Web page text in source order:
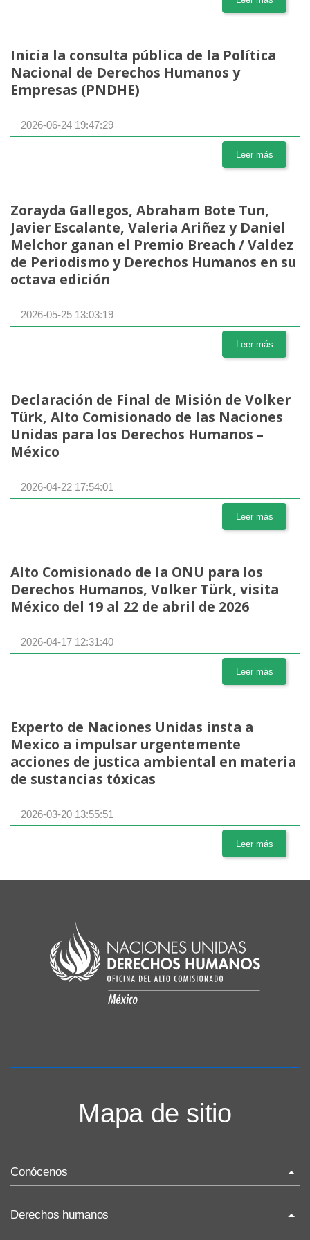
Inicia la consulta pública de la Política
Nacional de Derechos Humanos y
Empresas (PNDHE)
2026-06-24 19:47:29
Leer más
Zorayda Gallegos, Abraham Bote Tun,
Javier Escalante, Valeria Ariñez y Daniel
Melchor ganan el Premio Breach / Valdez
de Periodismo y Derechos Humanos en su
octava edición
2026-05-25 13:03:19
Leer más
Declaración de Final de Misión de Volker
Türk, Alto Comisionado de las Naciones
Unidas para los Derechos Humanos –
México
2026-04-22 17:54:01
Leer más
Alto Comisionado de la ONU para los
Derechos Humanos, Volker Türk, visita
México del 19 al 22 de abril de 2026
2026-04-17 12:31:40
Leer más
Experto de Naciones Unidas insta a
Mexico a impulsar urgentemente
acciones de justica ambiental en materia
de sustancias tóxicas
2026-03-20 13:55:51
Leer más
Mapa de sitio
Conócenos
La ONU-DH en México
Derechos humanos